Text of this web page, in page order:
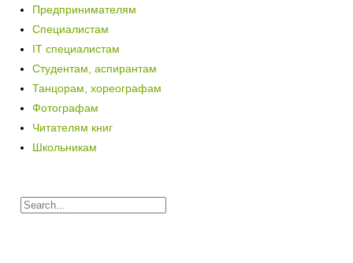
Предпринимателям
Специалистам
IT специалистам
Студентам, аспирантам
Танцорам, хореографам
Фотографам
Читателям книг
Школьникам